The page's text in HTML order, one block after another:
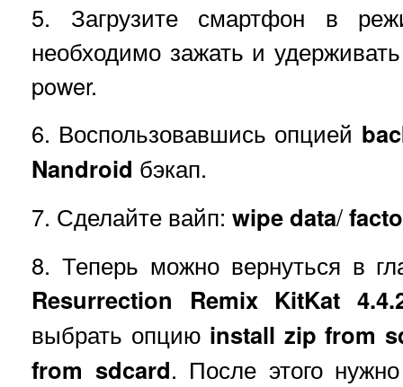
5. Загрузите смартфон в
необходимо зажать и
power.
6. Воспользовавшись опцией
Nandroid бэкап.
7. Сделайте вайп: wipe data/
8. Теперь можно вернуться в
Resurrection Remix KitKat
выбрать опцию install zip from
from sdcard. После этого